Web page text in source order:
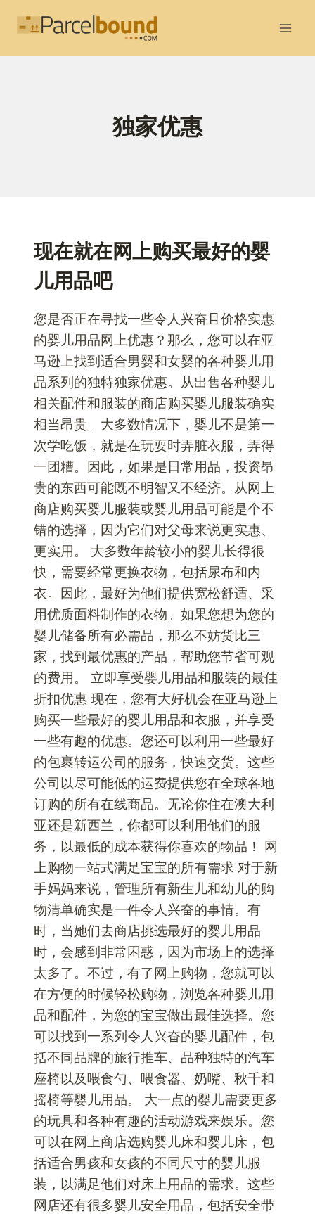
独家优惠
现在就在网上购买最好的婴
儿用品吧
您是否正在寻找一些令人兴奋且价格实惠
的婴儿用品网上优惠？那么，您可以在亚
马逊上找到适合男婴和女婴的各种婴儿用
品系列的独特独家优惠。从出售各种婴儿
相关配件和服装的商店购买婴儿服装确实
相当昂贵。大多数情况下，婴儿不是第一
次学吃饭，就是在玩耍时弄脏衣服，弄得
一团糟。因此，如果是日常用品，投资昂
贵的东西可能既不明智又不经济。从网上
商店购买婴儿服装或婴儿用品可能是个不
错的选择，因为它们对父母来说更实惠、
更实用。 大多数年龄较小的婴儿长得很
快，需要经常更换衣物，包括尿布和内
衣。因此，最好为他们提供宽松舒适、采
用优质面料制作的衣物。如果您想为您的
婴儿储备所有必需品，那么不妨货比三
家，找到最优惠的产品，帮助您节省可观
的费用。 立即享受婴儿用品和服装的最佳
折扣优惠 现在，您有大好机会在亚马逊上
购买一些最好的婴儿用品和衣服，并享受
一些有趣的优惠。您还可以利用一些最好
的包裹转运公司的服务，快速交货。这些
公司以尽可能低的运费提供您在全球各地
订购的所有在线商品。无论你住在澳大利
亚还是新西兰，你都可以利用他们的服
务，以最低的成本获得你喜欢的物品！ 网
上购物一站式满足宝宝的所有需求 对于新
手妈妈来说，管理所有新生儿和幼儿的购
物清单确实是一件令人兴奋的事情。有
时，当她们去商店挑选最好的婴儿用品
时，会感到非常困惑，因为市场上的选择
太多了。不过，有了网上购物，您就可以
在方便的时候轻松购物，浏览各种婴儿用
品和配件，为您的宝宝做出最佳选择。您
可以找到一系列令人兴奋的婴儿配件，包
括不同品牌的旅行推车、品种独特的汽车
座椅以及喂食勺、喂食器、奶嘴、秋千和
摇椅等婴儿用品。 大一点的婴儿需要更多
的玩具和各种有趣的活动游戏来娱乐。您
可以在网上商店选购婴儿床和婴儿床，包
括适合男孩和女孩的不同尺寸的婴儿服
装，以满足他们对床上用品的需求。这些
网店还有很多婴儿安全用品，包括安全带